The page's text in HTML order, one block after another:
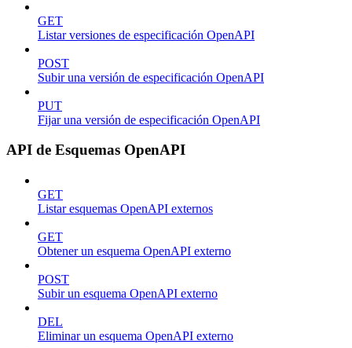
GET
Listar versiones de especificación OpenAPI
POST
Subir una versión de especificación OpenAPI
PUT
Fijar una versión de especificación OpenAPI
API de Esquemas OpenAPI
GET
Listar esquemas OpenAPI externos
GET
Obtener un esquema OpenAPI externo
POST
Subir un esquema OpenAPI externo
DEL
Eliminar un esquema OpenAPI externo